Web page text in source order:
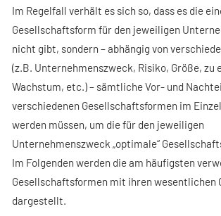
Im Regelfall verhält es sich so, dass es die
Gesellschaftsform für den jeweiligen
nicht gibt, sondern – abhängig von
(z.B. Unternehmenszweck, Risiko, Größe, zu
Wachstum, etc.) – sämtliche Vor- und
verschiedenen Gesellschaftsformen im
werden müssen, um die für den jeweiligen
Unternehmenszweck „optimale“
Im Folgenden werden die am häufigsten
Gesellschaftsformen mit ihren wesentlichen
dargestellt.